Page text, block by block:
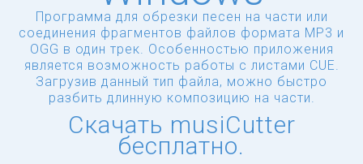
Программа для обрезки песен на части или
соединения фрагментов файлов формата MP3 и
OGG в один трек. Особенностью приложения
является возможность работы с листами CUE.
Загрузив данный тип файла, можно быстро
разбить длинную композицию на части.
Скачать musiCutter
бесплатно.